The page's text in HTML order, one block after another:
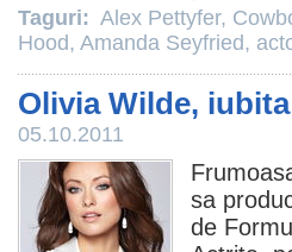
Taguri: Alex Pettyfer,
Hood, Amanda Seyfried,
Olivia Wilde,
05.10.2011
sa
de